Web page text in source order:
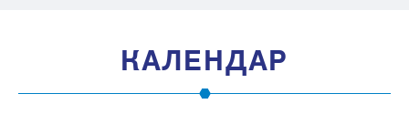
КАЛЕНДАР